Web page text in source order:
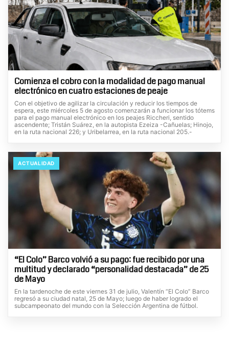
Comienza el cobro con la modalidad de pago manual
electrónico en cuatro estaciones de peaje
Con el objetivo de agilizar la circulación y reducir los tiempos de
espera, este miércoles 5 de agosto comenzarán a funcionar los tótems
para el pago manual electrónico en los peajes Riccheri, sentido
ascendente; Tristán Suárez, en la autopista Ezeiza -Cañuelas; Hinojo,
en la ruta nacional 226; y Uribelarrea, en la ruta nacional 205.-
ACTUALIDAD
“El Colo” Barco volvió a su pago: fue recibido por una
multitud y declarado “personalidad destacada” de 25
de Mayo
En la tardenoche de este viernes 31 de julio, Valentín “El Colo” Barco
regresó a su ciudad natal, 25 de Mayo; luego de haber logrado el
subcampeonato del mundo con la Selección Argentina de fútbol.